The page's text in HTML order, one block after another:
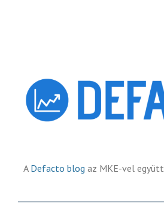
A Defacto blog az MKE-vel